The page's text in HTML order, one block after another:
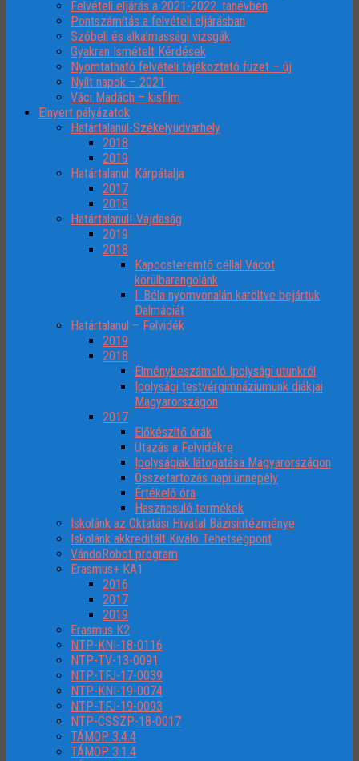
Felvételi eljárás a 2021-2022. tanévben
Pontszámítás a felvételi eljárásban
Szóbeli és alkalmassági vizsgák
Gyakran Ismételt Kérdések
Nyomtatható felvételi tájékoztató füzet – új
Nyílt napok – 2021
Váci Madách – kisfilm
Elnyert pályázatok
Határtalanul-Székelyudvarhely
2018
2019
Határtalanul: Kárpátalja
2017
2018
Határtalanul!-Vajdaság
2019
2018
Kapocsteremtő céllal Vácot
körülbarangolánk
I. Béla nyomvonalán karöltve bejártuk
Dalmáciát
Határtalanul – Felvidék
2019
2018
Élménybeszámoló Ipolysági utunkról
Ipolysági testvérgimnáziumunk diákjai
Magyarországon
2017
Előkészítő órák
Utazás a Felvidékre
Ipolyságiak látogatása Magyarországon
Összetartozás napi ünnepély
Értékelő óra
Hasznosuló termékek
Iskolánk az Oktatási Hivatal Bázisintézménye
Iskolánk akkreditált Kiváló Tehetségpont
VándoRobot program
Erasmus+ KA1
2016
2017
2019
Erasmus K2
NTP-KNI-18-0116
NTP-TV-13-0091
NTP-TFJ-17-0039
NTP-KNI-19-0074
NTP-TFJ-19-0093
NTP-CSSZP-18-0017
TÁMOP 3.4.4
TÁMOP 3.1.4